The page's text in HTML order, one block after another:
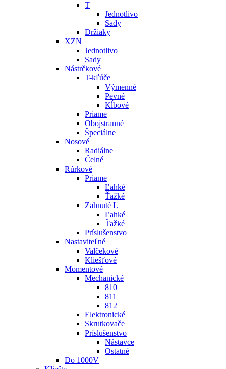
T
Jednotlivo
Sady
Držiaky
XZN
Jednotlivo
Sady
Nástrčkové
T-kľúče
Výmenné
Pevné
Kĺbové
Priame
Obojstranné
Špeciálne
Nosové
Radiálne
Čelné
Rúrkové
Priame
Ľahké
Ťažké
Zahnuté L
Ľahké
Ťažké
Príslušenstvo
Nastaviteľné
Valčekové
Kliešťové
Momentové
Mechanické
810
811
812
Elektronické
Skrutkovače
Príslušenstvo
Nástavce
Ostatné
Do 1000V